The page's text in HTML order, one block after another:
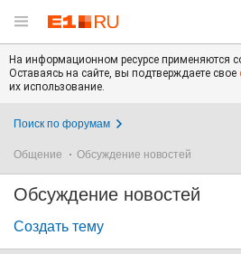
На информационном ресурсе применяются
Оставаясь на сайте, вы подтверждаете свое
их использование.
Поиск по форумам
Общение Обсуждение новостей
Обсуждение новостей
Создать тему